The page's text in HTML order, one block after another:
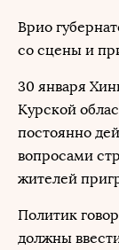
Врио
со сцены и
30 января
Курской
постоянно
вопросами
жителей
Политик
должны